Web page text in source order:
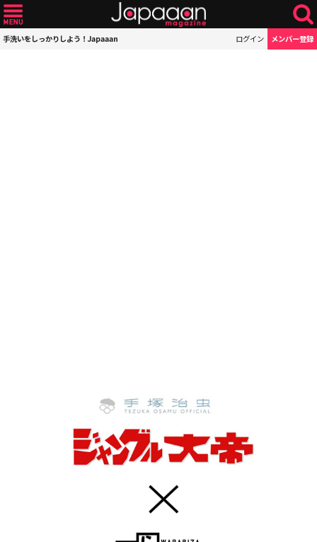
手洗いをしっかりしよう！Japaaan ログイン メンバー登録